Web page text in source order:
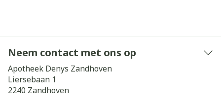
Neem contact met ons op
Apotheek Denys Zandhoven
Liersebaan 1
2240 Zandhoven